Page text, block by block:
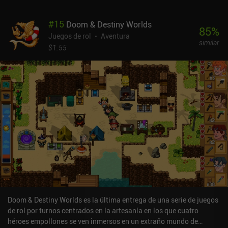
similar al del juego original lanzado en la SNES de Nintendo, pero
enseguida queda claro que se han introducido montones de
mejoras en cuanto a fidelidad gráfica y reelaboración de los
control: un modo simple con joystick y botones de acción, y un
modo de toque para moverse. He visto algunas quejas sobre los
controles, pero en mi partida no tuve ningún problema. Otra
novedad es la opción de automatizar el combate en lugar de
seleccionar las acciones manualmente. Final Fantasy VI es un
juego premium de 17,99 $ sin anuncios ni iAP. A pesar de su precio,
es una buena recomendación para aquellos que quieran disfrutar
de la clásica saga Final Fantasy.
#15 Doom & Destiny Worlds
Juegos de rol
Aventura
$1.55
85%
similar
Doom & Destiny Worlds es la última entrega de una serie de juegos
de rol por turnos centrados en la artesanía en los que cuatro
héroes empollones se ven inmersos en un extraño mundo de